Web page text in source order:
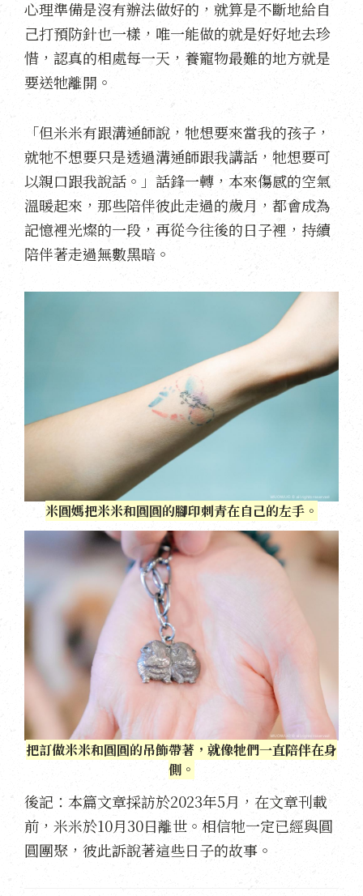
心理準備是沒有辦法做好的，就算是不斷地給自
己打預防針也一樣，唯一能做的就是好好地去珍
惜，認真的相處每一天，養寵物最難的地方就是
要送牠離開。
「但米米有跟溝通師說，牠想要來當我的孩子，
就牠不想要只是透過溝通師跟我講話，牠想要可
以親口跟我說話。」話鋒一轉，本來傷感的空氣
溫暖起來，那些陪伴彼此走過的歲月，都會成為
記憶裡光燦的一段，再從今往後的日子裡，持續
陪伴著走過無數黑暗。
米圓媽把米米和圓圓的腳印刺青在自己的左手。
把訂做米米和圓圓的吊飾帶著，就像牠們一直陪伴在身
側。
後記：本篇文章採訪於2023年5月，在文章刊載
前，米米於10月30日離世。相信牠一定已經與圓
圓團聚，彼此訴說著這些日子的故事。